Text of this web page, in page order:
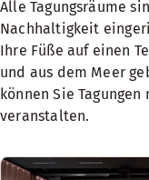
Alle Tagungsräume
Nachhaltigkeit
Ihre Füße auf einen
und aus dem Meer
können Sie
veranstalten.